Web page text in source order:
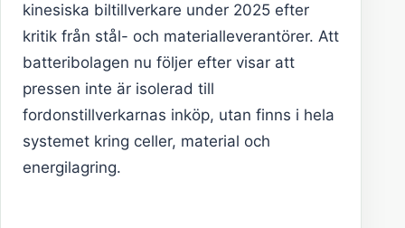
kinesiska biltillverkare under 2025 efter
kritik från stål- och materialleverantörer. Att
batteribolagen nu följer efter visar att
pressen inte är isolerad till
fordonstillverkarnas inköp, utan finns i hela
systemet kring celler, material och
energilagring.